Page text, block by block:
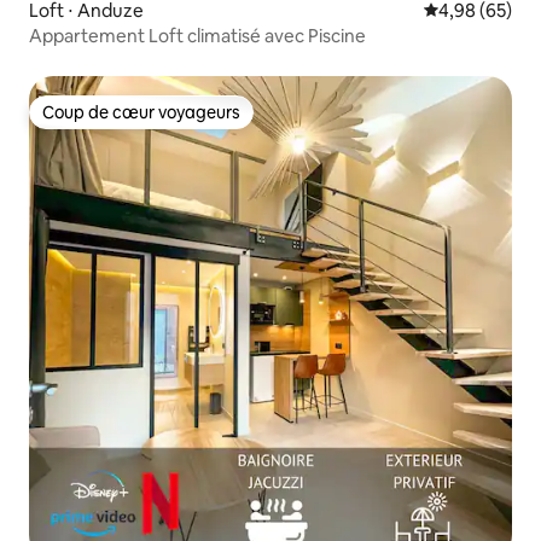
Loft ⋅ Anduze Évaluation
4,98 (65)
Appartement Loft climatisé avec Piscine
Coup de cœur voyageurs
Coup de cœur voyageurs